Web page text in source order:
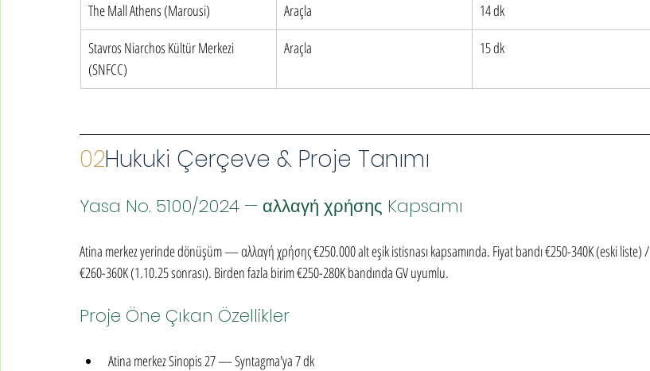
The Mall Athens (Marousi)
Araçla
14 dk
Stavros Niarchos Kültür Merkezi
(SNFCC)
Araçla 15 dk
02Hukuki Çerçeve & Proje Tanımı
Yasa No. 5100/2024 — αλλαγή χρήσης Kapsamı
Atina merkez yerinde dönüşüm — αλλαγή χρήσης €250.000 alt eşik istisnası kapsamında. Fiyat bandı €250-340K (eski liste) /
€260-360K (1.10.25 sonrası). Birden fazla birim €250-280K bandında GV uyumlu.
Proje Öne Çıkan Özellikler
Atina merkez Sinopis 27 — Syntagma'ya 7 dk